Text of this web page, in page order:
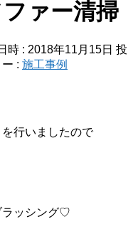
ァー清掃
時 : 2018年11月15日 投
: 施工事例
行いましたので
ラッシング♡